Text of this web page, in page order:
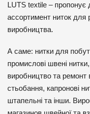
LUTS textile – пропонує
ассортимент ниток для
виробництва.
А саме: нитки для
промислові швені
виробництво та ремонт
стьобання, капронові
штапельні та інши.